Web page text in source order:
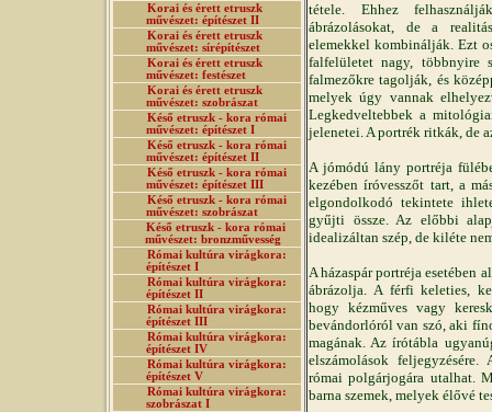
Korai és érett etruszk
művészet: építészet II
Korai és érett etruszk
művészet: sírépítészet
Korai és érett etruszk
művészet: festészet
Korai és érett etruszk
művészet: szobrászat
Késő etruszk - kora római
művészet: építészet I
Késő etruszk - kora római
művészet: építészet II
Késő etruszk - kora római
művészet: építészet III
Késő etruszk - kora római
művészet: szobrászat
Késő etruszk - kora római
művészet: bronzművesség
Római kultúra virágkora:
építészet I
Római kultúra virágkora:
építészet II
Római kultúra virágkora:
építészet III
Római kultúra virágkora:
építészet IV
Római kultúra virágkora:
építészet V
Római kultúra virágkora:
szobrászat I
tétele. Ehhez
ábrázolásokat, de a
elemekkel kombinálják. Ezt
falfelületet nagy, többnyire
falmezőkre tagolják, és
melyek úgy vannak
Legkedveltebbek a
jelenetei. A portrék ritkák, de
A jómódú lány portréja
kezében íróvesszőt tart, a
elgondolkodó tekintete
gyűjti össze. Az előbbi
idealizáltan szép, de kiléte
A házaspár portréja esetében
ábrázolja. A férfi keleties,
hogy kézműves vagy
bevándorlóról van szó, aki
magának. Az írótábla
elszámolások
római polgárjogára utalhat.
barna szemek, melyek élővé